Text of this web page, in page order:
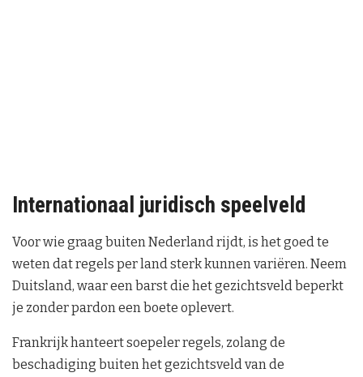
Internationaal juridisch speelveld
Voor wie graag buiten Nederland rijdt, is het goed te
weten dat regels per land sterk kunnen variëren. Neem
Duitsland, waar een barst die het gezichtsveld beperkt
je zonder pardon een boete oplevert.
Frankrijk hanteert soepeler regels, zolang de
beschadiging buiten het gezichtsveld van de